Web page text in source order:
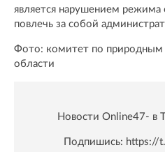
является нарушением
повлечь за собой
Фото: комитет по природным
области
Новости Online47- в
Подпишись: https://